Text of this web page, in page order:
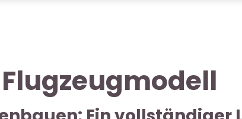
Flugzeugmodell